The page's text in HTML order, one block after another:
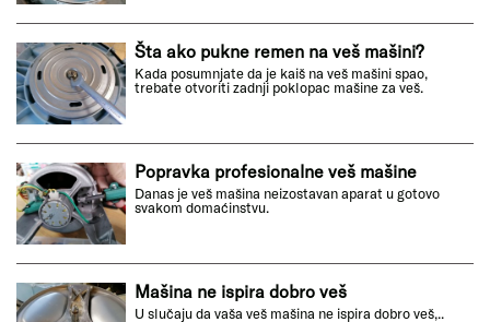
Šta ako pukne remen na veš mašini?
Kada posumnjate da je kaiš na veš mašini spao,
trebate otvoriti zadnji poklopac mašine za veš.
Popravka profesionalne veš mašine
Danas je veš mašina neizostavan aparat u gotovo
svakom domaćinstvu.
Mašina ne ispira dobro veš
U slučaju da vaša veš mašina ne ispira dobro veš,..